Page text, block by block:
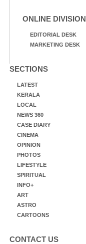
ONLINE DIVISION
EDITORIAL DESK
MARKETING DESK
SECTIONS
LATEST
KERALA
LOCAL
NEWS 360
CASE DIARY
CINEMA
OPINION
PHOTOS
LIFESTYLE
SPIRITUAL
INFO+
ART
ASTRO
CARTOONS
CONTACT US